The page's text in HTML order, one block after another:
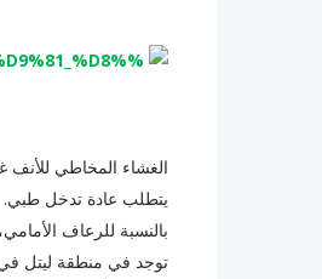
الغشاء المخاطي
يتطلب عادة تدخل طبي.
توجد في منطقة ليتل